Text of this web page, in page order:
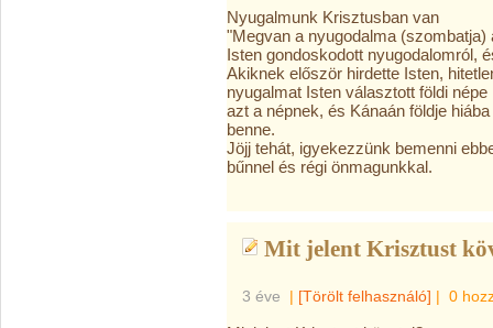
Nyugalmunk Krisztusban van
"Megvan a nyugodalma (szombatja)
Isten gondoskodott nyugodalomról,
Akiknek először hirdette Isten,
nyugalmat Isten választott földi
azt a népnek, és Kánaán földje
benne.
Jöjj tehát, igyekezzünk bemenni
bűnnel és régi önmagunkkal.
Mit jelent Krisztust
3 éve | [Törölt felhasználó] | 0